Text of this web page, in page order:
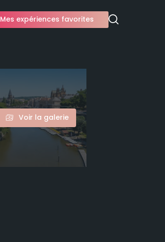
Mes expériences favorites
Voir la galerie